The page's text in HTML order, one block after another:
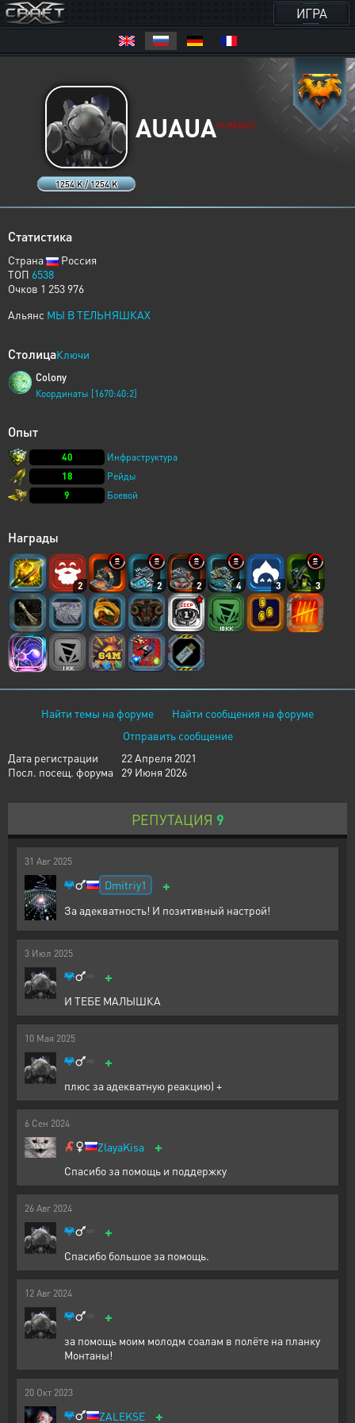
ИГРА
1254 K / 1254 K
AUAUAHUMANS
Статистика
Страна
Россия
ТОП 6538
Очков 1 253 976
Альянс МЫ В ТЕЛЬНЯШКАХ
СтолицаКлючи
Colony
Координаты [1670:40:2]
Опыт
40
Инфраструктура
18
Рейды
9
Боевой
Награды
2 2 2 4 3 3
Найти темы на форуме
Найти сообщения на форуме
Отправить сообщение
Дата регистрации
22 Апреля 2021
Посл. посещ. форума
29 Июня 2026
РЕПУТАЦИЯ 9
31 Авг 2025
Dmitriy1 +
За адекватность! И позитивный настрой!
3 Июл 2025
+
И ТЕБЕ МАЛЫШКА
10 Мая 2025
+
плюс за адекватную реакцию) +
6 Сен 2024
ZlayaKisa +
Спасибо за помощь и поддержку
26 Авг 2024
+
Спасибо большое за помощь.
12 Авг 2024
+
за помощь моим молодм соалам в полёте на планку
Монтаны!
20 Окт 2023
ZALEKSE +